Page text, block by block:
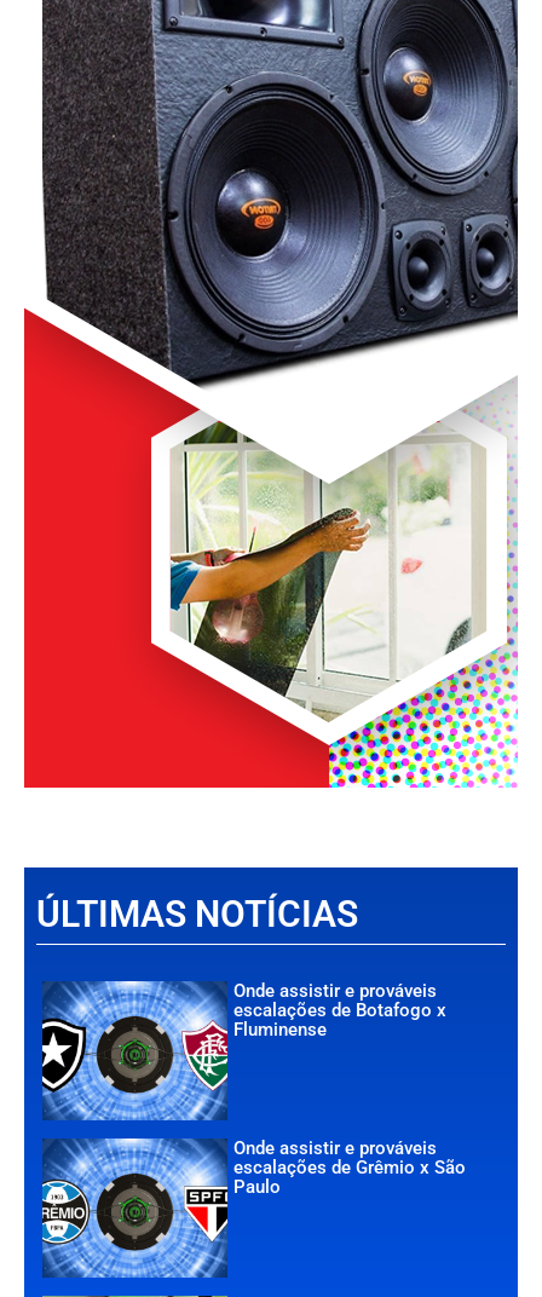
ÚLTIMAS NOTÍCIAS
Onde assistir e prováveis
escalações de Botafogo x
Fluminense
Onde assistir e prováveis
escalações de Grêmio x São
Paulo